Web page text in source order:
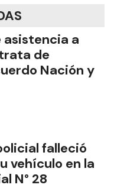
asistencia a
de
Nación y
falleció
vehículo en la
N° 28